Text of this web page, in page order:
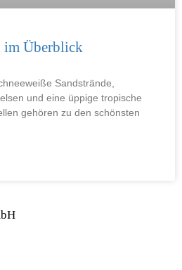
im Überblick
Sandstrände,
und eine üppige tropische
gehören zu den schönsten